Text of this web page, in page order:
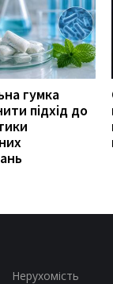
гумка
підхід до
Нерухомість